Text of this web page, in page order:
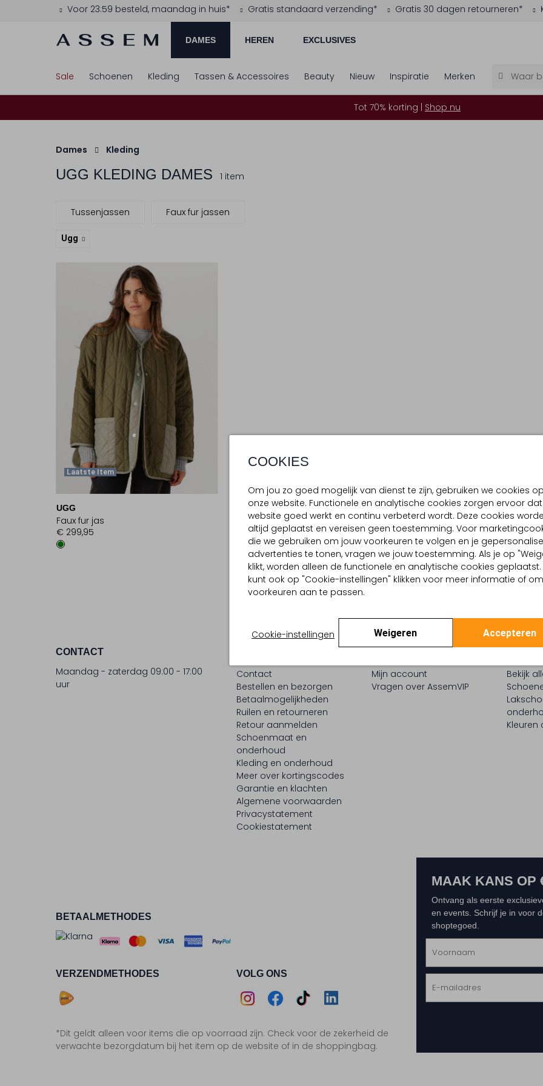
Voor 23:59 besteld, maandag in huis* Gratis standaard verzending* Gratis 30 dagen retourneren*
DAMES HEREN EXCLUSIVES
COOKIES
Om jou zo goed mogelijk van dienst te zijn, gebruiken we cookies op
onze website. Functionele en analytische cookies zorgen ervoor
website goed werkt en continu verbeterd wordt. Deze cookies
altijd geplaatst en vereisen geen toestemming. Voor
die we gebruiken om jouw voorkeuren te volgen en je
advertenties te tonen, vragen we jouw toestemming. Als je op
klikt, worden alleen de functionele en analytische cookies geplaatst.
kunt ook op "Cookie-instellingen" klikken voor meer informatie of
voorkeuren aan te passen.
Cookie-instellingen Weigeren Accepteren
Sale Schoenen Kleding Tassen & Accessoires Beauty Nieuw Inspiratie Merken
Tot 70% korting | Shop nu
Dames Kleding
UGG KLEDING DAMES 1 item
Tussenjassen Faux fur jassen
Ugg
Laatste Item
UGG
Faux fur jas
€ 299,95
CONTACT
Maandag - zaterdag 09:00 - 17:00
uur
Contact
Bestellen en bezorgen
Betaalmogelijkheden
Ruilen en retourneren
Retour aanmelden
Schoenmaat en
onderhoud
Kleding en onderhoud
Meer over kortingscodes
Garantie en klachten
Algemene voorwaarden
Privacystatement
Cookiestatement
Mijn account
Vragen over AssemVIP
Bekijk
BETAALMETHODES
VERZENDMETHODES VOLG ONS
Instagram
Facebook
TikTokLinkedIn
*Dit geldt alleen voor items die op voorraad zijn. Check voor de zekerheid de
verwachte bezorgdatum bij het item op de website of in de shoppingbag.
MAAK KANS OP
Ontvang als eerste
en events. Schrijf je in voor
shoptegoed.